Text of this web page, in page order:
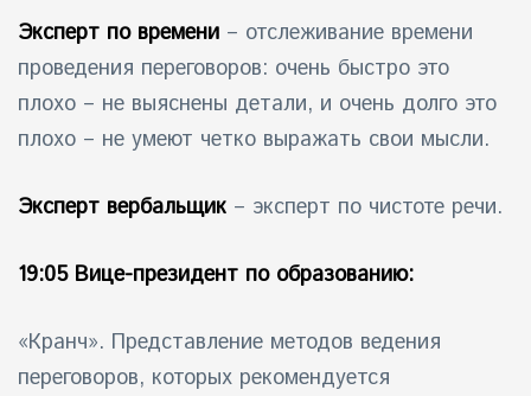
Эксперт по времени – отслеживание времени
проведения переговоров: очень быстро это
плохо – не выяснены детали, и очень долго это
плохо – не умеют четко выражать свои мысли.
Эксперт вербальщик – эксперт по чистоте речи.
19:05 Вице-президент по образованию:
«Кранч». Представление методов ведения
переговоров, которых рекомендуется